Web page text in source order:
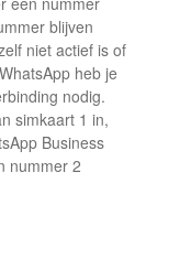
blijven
niet actief is of
heb je
nodig.
simkaart 1 in,
Business
nummer 2